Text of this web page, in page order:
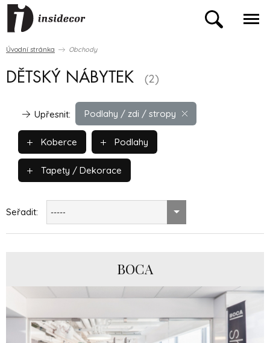
Úvodní stránka Obchody
DĚTSKÝ NÁBYTEK (2)
Podlahy / zdi / stropy
Upřesnit:
Koberce Podlahy
Tapety / Dekorace
Seřadit: -----
BOCA